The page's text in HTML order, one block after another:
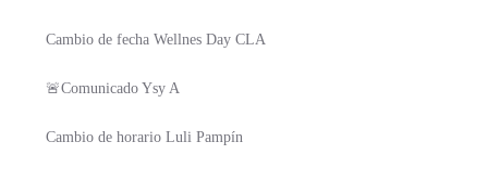
Cambio de fecha Wellnes Day CLA
🚨Comunicado Ysy A
Cambio de horario Luli Pampín